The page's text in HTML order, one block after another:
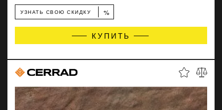
УЗНАТЬ СВОЮ СКИДКУ %
КУПИТЬ